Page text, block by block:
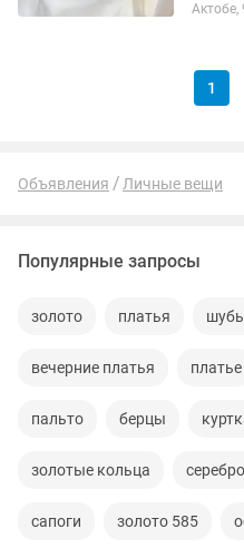
1
Объявления Личные вещи
Популярные запросы
золото платья
вечерние платья платье
пальто берцы
золотые кольца серебро
сапоги золото 585